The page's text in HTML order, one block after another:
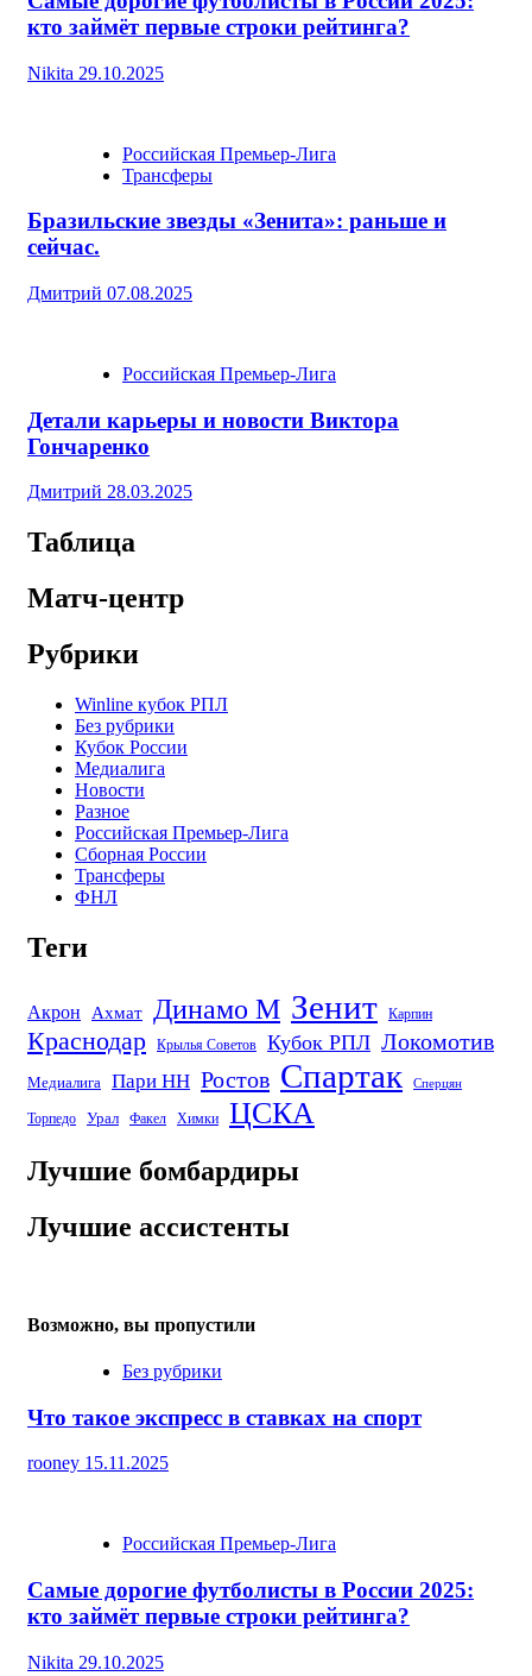
кто займёт первые строки рейтинга?
Nikita 29.10.2025
Российская Премьер-Лига
Трансферы
Бразильские звезды «Зенита»: раньше и
сейчас.
Дмитрий 07.08.2025
Российская Премьер-Лига
Детали карьеры и новости Виктора
Гончаренко
Дмитрий 28.03.2025
Таблица
Матч-центр
Рубрики
Winline кубок РПЛ
Без рубрики
Кубок России
Медиалига
Новости
Разное
Российская Премьер-Лига
Сборная России
Трансферы
ФНЛ
Теги
Акрон Ахмат Динамо М Зенит Карпин
Краснодар Крылья Советов Кубок РПЛ Локомотив
Медиалига Пари НН Ростов Спартак Сперцян
Торпедо Урал Факел Химки ЦСКА
Лучшие бомбардиры
Лучшие ассистенты
Возможно, вы пропустили
Без рубрики
Что такое экспресс в ставках на спорт
rooney 15.11.2025
Российская Премьер-Лига
Самые дорогие футболисты в России 2025:
кто займёт первые строки рейтинга?
Nikita 29.10.2025